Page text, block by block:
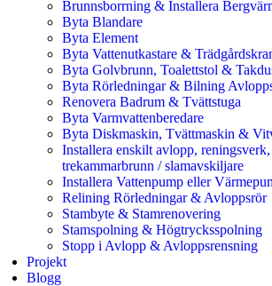
Brunnsborrning & Installera
Byta Blandare
Byta Element
Byta Vattenutkastare &
Byta Golvbrunn, Toalettstol &
Byta Rörledningar & Bilning
Renovera Badrum & Tvättstuga
Byta Varmvattenberedare
Byta Diskmaskin, Tvättmaskin &
Installera enskilt avlopp, reningsverk,
trekammarbrunn / slamavskiljare
Installera Vattenpump eller
Relining Rörledningar & Avloppsrör
Stambyte & Stamrenovering
Stamspolning & Högtrycksspolning
Stopp i Avlopp & Avloppsrensning
Projekt
Blogg